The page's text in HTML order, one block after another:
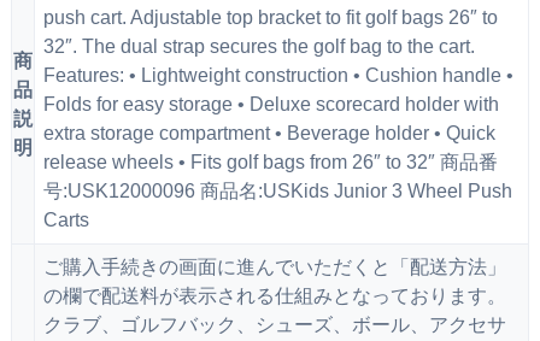
商
品
説
明
push cart. Adjustable top bracket to fit golf bags 26″ to
32″. The dual strap secures the golf bag to the cart.
Features: • Lightweight construction • Cushion handle •
Folds for easy storage • Deluxe scorecard holder with
extra storage compartment • Beverage holder • Quick
release wheels • Fits golf bags from 26″ to 32″ 商品番
号:USK12000096 商品名:USKids Junior 3 Wheel Push
Carts
ご購入手続きの画面に進んでいただくと「配送方法」
の欄で配送料が表示される仕組みとなっております。
クラブ、ゴルフバック、シューズ、ボール、アクセサ